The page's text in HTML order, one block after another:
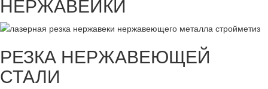
РЕЗКА НЕРЖАВЕЮЩЕЙ
СТАЛИ